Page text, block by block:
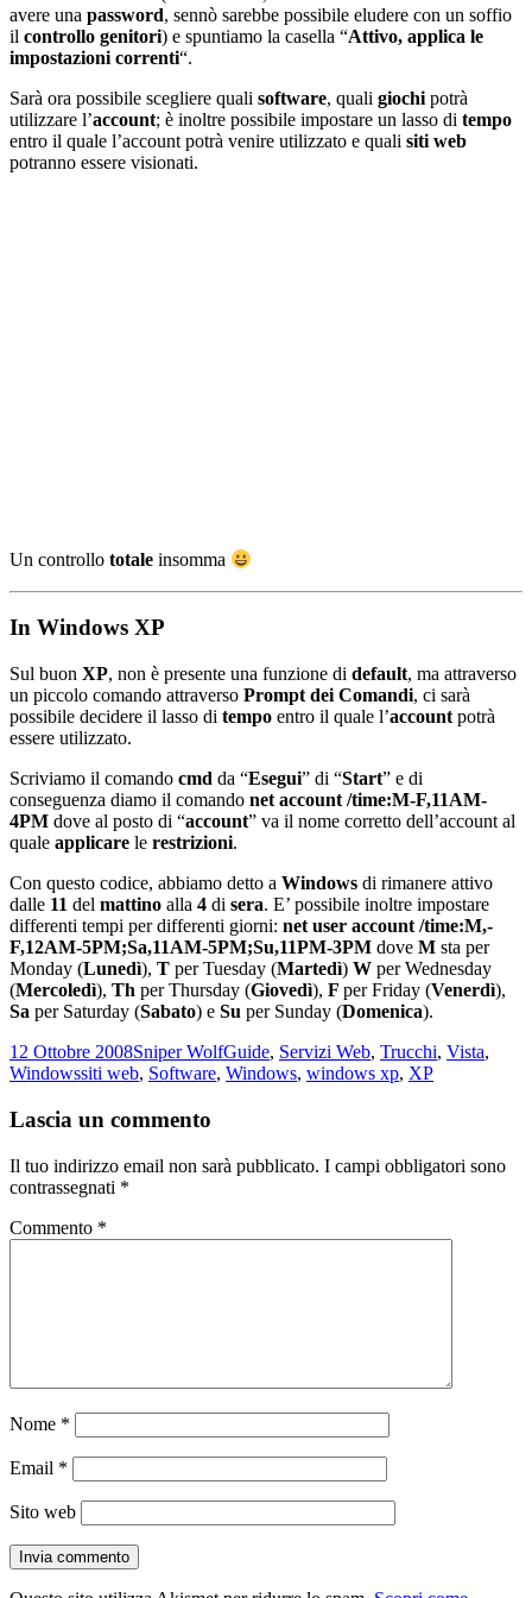
avere una password, sennò sarebbe possibile eludere con un soffio
il controllo genitori) e spuntiamo la casella “Attivo, applica le
impostazioni correnti“.
Sarà ora possibile scegliere quali software, quali giochi potrà
utilizzare l’account; è inoltre possibile impostare un lasso di tempo
entro il quale l’account potrà venire utilizzato e quali siti web
potranno essere visionati.
Un controllo totale insomma
In Windows XP
Sul buon XP, non è presente una funzione di default, ma attraverso
un piccolo comando attraverso Prompt dei Comandi, ci sarà
possibile decidere il lasso di tempo entro il quale l’account potrà
essere utilizzato.
Scriviamo il comando cmd da “Esegui” di “Start” e di
conseguenza diamo il comando net account /time:M-F,11AM-
4PM dove al posto di “account” va il nome corretto dell’account al
quale applicare le restrizioni.
Con questo codice, abbiamo detto a Windows di rimanere attivo
dalle 11 del mattino alla 4 di sera. E’ possibile inoltre impostare
differenti tempi per differenti giorni: net user account /time:M,-
F,12AM-5PM;Sa,11AM-5PM;Su,11PM-3PM dove M sta per
Monday (Lunedì), T per Tuesday (Martedì) W per Wednesday
(Mercoledì), Th per Thursday (Giovedì), F per Friday (Venerdì),
Sa per Saturday (Sabato) e Su per Sunday (Domenica).
Scritto
il
12 Ottobre 2008Autore
Sniper WolfCategorie
Guide, Servizi Web, Trucchi, Vista,
WindowsTag
siti web, Software, Windows, windows xp, XP
Lascia un commento
Il tuo indirizzo email non sarà pubblicato. I campi obbligatori sono
contrassegnati *
Commento *
Nome *
Email *
Sito web